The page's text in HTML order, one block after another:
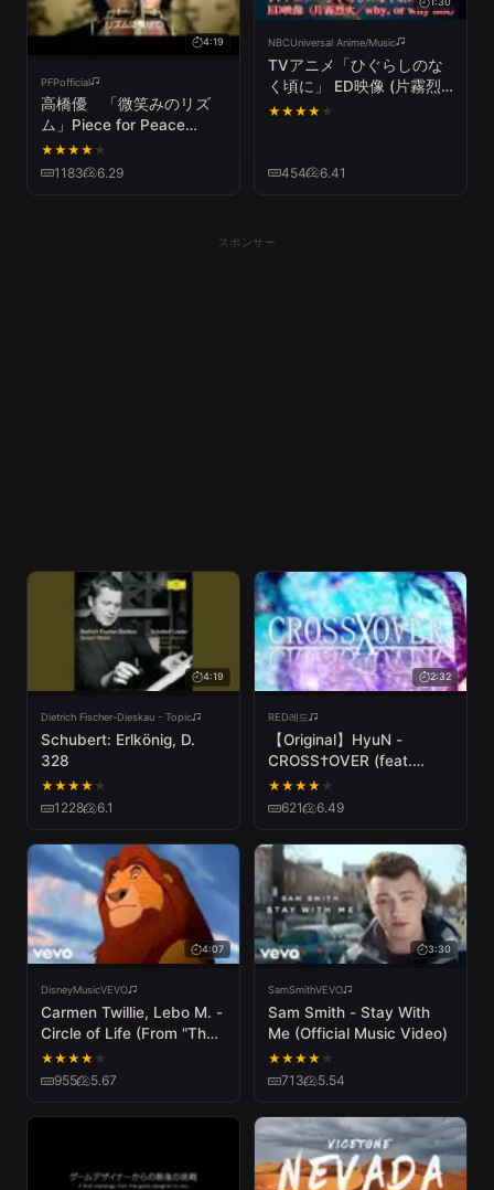
4:19
PFPofficial
高橋優 「微笑みのリズ
ム」Piece for Peace
HIROSHIMAキャンペーン
応援ソング
★★★★ ★
1183 6.29
NBCUniversal Anime/Music
TVアニメ「ひぐらしのな
く頃に」 ED映像 (片霧烈
火／why, or why not ）
OP/ED毎日投稿企画】
★★★★ ★
454 6.41
スポンサー
4:19
Dietrich Fischer-Dieskau - Topic
Schubert: Erlkönig, D.
328
★★★★ ★
1228 6.1
2:32
RED레드
【Original】HyuN -
CROSS†OVER (feat.
LyuU)
★★★★ ★
621 6.49
4:07
DisneyMusicVEVO
Carmen Twillie, Lebo M. -
Circle of Life (From "The
Lion King")
★★★★ ★
955 5.67
3:30
SamSmithVEVO
Sam Smith - Stay With
Me (Official Music Video)
★★★★ ★
713 5.54